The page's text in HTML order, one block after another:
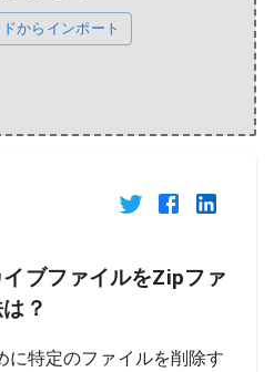
からインポート
ブファイルをZipファ
？
に特定のファイルを削除す